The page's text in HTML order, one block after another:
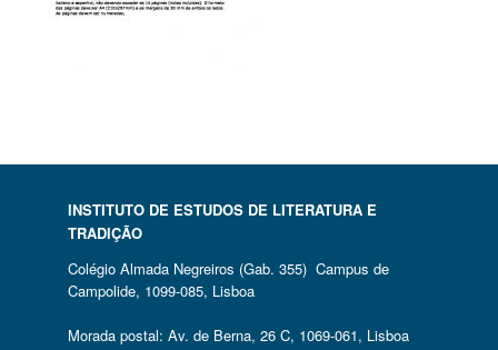
INSTITUTO DE ESTUDOS DE LITERATURA E
TRADIÇÃO
Colégio Almada Negreiros (Gab. 355) Campus de
Campolide, 1099-085, Lisboa
Morada postal: Av. de Berna, 26 C, 1069-061, Lisboa